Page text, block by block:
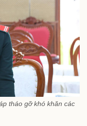
tháo gỡ khó khăn các